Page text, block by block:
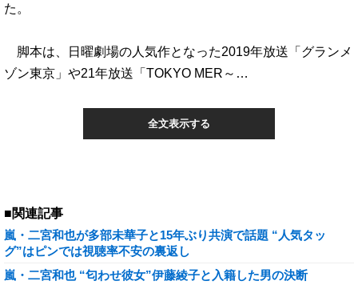
た。
脚本は、日曜劇場の人気作となった2019年放送「グランメ
ゾン東京」や21年放送「TOKYO MER～…
全文表示する
■関連記事
嵐・二宮和也が多部未華子と15年ぶり共演で話題 “人気タッ
グ”はピンでは視聴率不安の裏返し
嵐・二宮和也 “匂わせ彼女”伊藤綾子と入籍した男の決断